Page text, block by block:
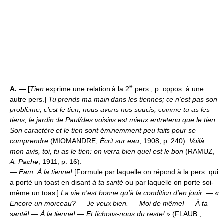
A. — [Tien exprime une relation à la 2e pers., p. oppos. à une
autre pers.] Tu prends ma main dans les tiennes; ce n'est pas son
problème, c'est le tien; nous avons nos soucis, comme tu as les
tiens; le jardin de Paul/des voisins est mieux entretenu que le tien
Son caractère et le tien sont éminemment peu faits pour se
comprendre (MIOMANDRE, Écrit sur eau , 1908, p. 240). Voilà
mon avis, toi, tu as le tien: on verra bien quel est le bon (RAMUZ,
A. Pache , 1911, p. 16).
— Fam. À la tienne! [Formule par laquelle on répond à la pers. qui
a porté un toast en disant à ta santé ou par laquelle on porte soi-
même un toast] La vie n'est bonne qu'à la condition d'en jouir. — «
Encore un morceau? — Je veux bien. — Moi de même! — À ta
santé! — À la tienne! — Et fichons-nous du reste! » (FLAUB.,